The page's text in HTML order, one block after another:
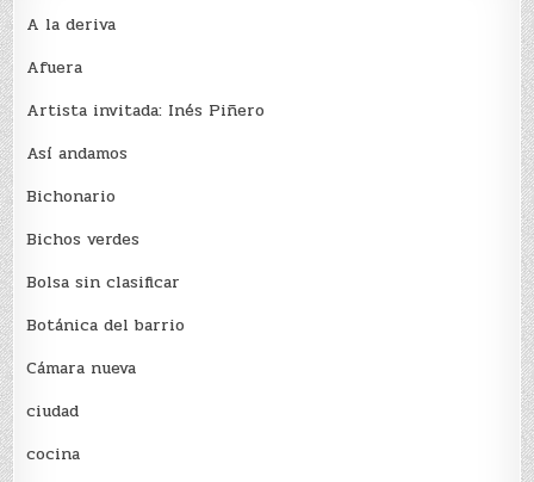
A la deriva
Afuera
Artista invitada: Inés Piñero
Así andamos
Bichonario
Bichos verdes
Bolsa sin clasificar
Botánica del barrio
Cámara nueva
ciudad
cocina